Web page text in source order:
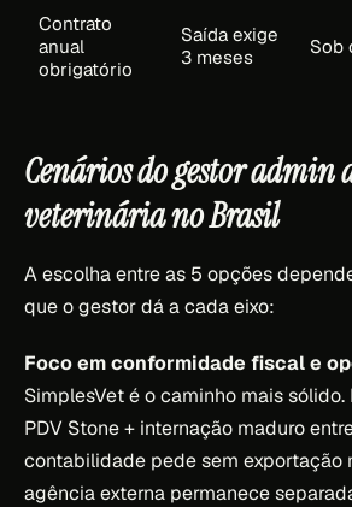
Contrato
anual
obrigatório
Saída exige
3 meses
Sob
Cenários do gestor admin
veterinária no Brasil
A escolha entre as 5 opções
que o gestor dá a cada eixo:
Foco em conformidade fiscal e
SimplesVet é o caminho mais
PDV Stone + internação maduro
contabilidade pede sem exportação
agência externa permanece